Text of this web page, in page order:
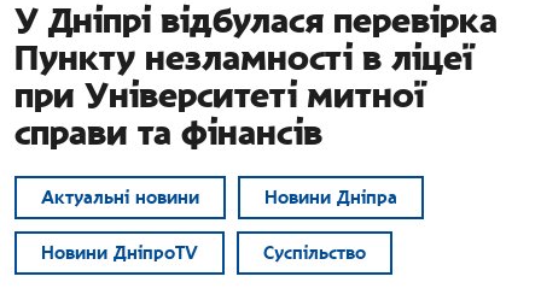
У Дніпрі відбулася перевірка
Пункту незламності в ліцеї
при Університеті митної
справи та фінансів
Актуальні новини Новини Дніпра
Новини ДніпроTV Суспільство